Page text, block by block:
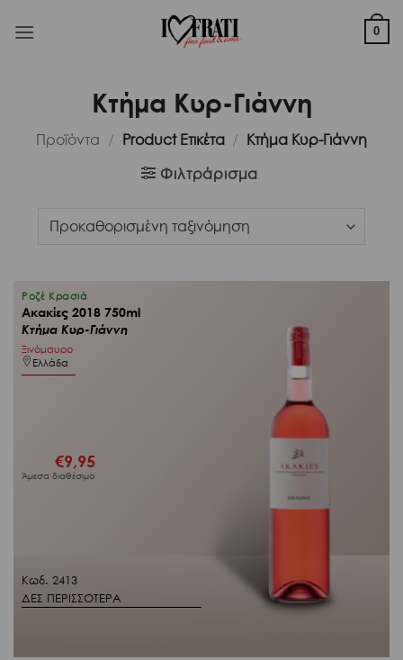
στο
0
Κτήμα Κυρ-Γιάννη
Προϊόντα / Product Ετικέτα / Κτήμα Κυρ-Γιάννη
Φιλτράρισμα
Κωδ. 2413
ΔΕΣ ΠΕΡΙΣΣΟΤΕΡΑ
Ροζέ Κρασιά
Ακακίες 2018 750ml
Κτήμα Κυρ-Γιάννη
Ξινόμαυρο
Ελλάδα
€9,95
Άμεσα διαθέσιμο